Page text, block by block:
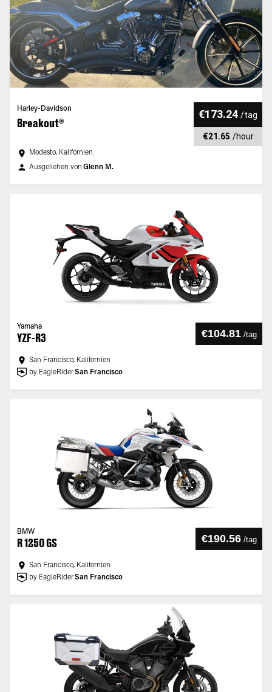
Harley-Davidson
Breakout®
€173.24 /tag
€21.65 /hour
Modesto, Kalifornien
Ausgeliehen von Glenn M.
Yamaha
YZF-R3 €104.81 /tag
San Francisco, Kalifornien
by EagleRiderSan Francisco
BMW
R 1250 GS €190.56 /tag
San Francisco, Kalifornien
by EagleRiderSan Francisco